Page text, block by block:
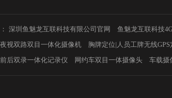
： 深圳鱼魅龙互联科技有限公司官网 鱼魅龙互联科技
夜视双路双目一体化摄像机 胸牌定位|人员工牌无线GPS
前后双录一体化记录仪 网约车双目一体摄像头 车载摄